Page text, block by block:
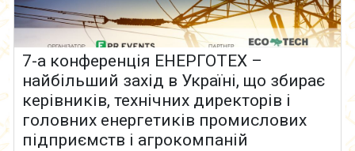
7-а конференція ЕНЕРГОТЕХ –
найбільший захід в Україні, що збирає
керівників, технічних директорів і
головних енергетиків промислових
підприємств і агрокомпаній